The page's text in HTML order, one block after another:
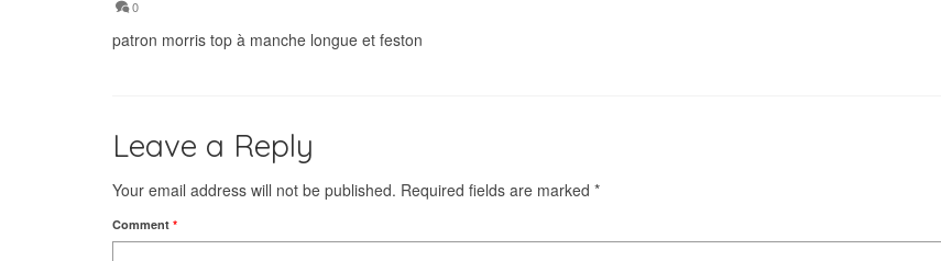
0
patron morris top à manche longue et feston
Leave a Reply
Your email address will not be published. Required fields are marked *
Comment *